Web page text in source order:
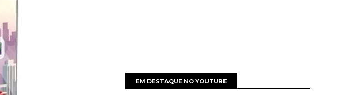
EM DESTAQUE NO YOUTUBE